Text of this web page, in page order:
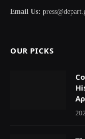
Email Us:
OUR PICKS